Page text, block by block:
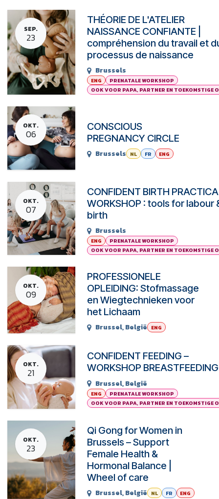
SEP.
23
THÉORIE DE L'ATELIER
NAISSANCE CONFIANTE |
compréhension du travail et
processus de naissance
Brussels
ENG
PRENATALE WORKSHOP
OOK VOOR PAPA, PARTNER EN TOEKOMSTIGE
OKT.
06
CONSCIOUS
PREGNANCY CIRCLE
Brussels NL FR ENG
OKT.
07
CONFIDENT BIRTH
WORKSHOP : tools for labour
birth
Brussels
ENG
PRENATALE WORKSHOP
OOK VOOR PAPA, PARTNER EN TOEKOMSTIGE
OKT.
09
PROFESSIONELE
OPLEIDING: Stofmassage
en Wiegtechnieken voor
het Lichaam
Brussel,België ENG
OKT.
21
CONFIDENT FEEDING –
WORKSHOP BREASTFEEDING
Brussel,België
ENG
PRENATALE WORKSHOP
OOK VOOR PAPA, PARTNER EN TOEKOMSTIGE
OKT.
23
Qi Gong for Women in
Brussels – Support
Female Health &
Hormonal Balance |
Wheel of care
Brussel,België NL FR ENG